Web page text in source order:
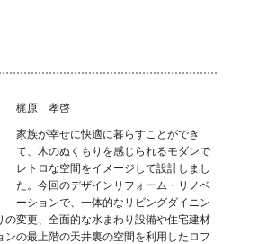
梶原 孝啓
家族が幸せに快適に暮らすことができ
て、木のぬくもりを感じられるモダンで
レトロな空間をイメージして設計しまし
た。今回のデザインリフォーム・リノベ
ーションで、一体的なリビングダイニン
の変更、全面的な水まわり設備や住宅建材
ンの最上階の天井裏の空間を利用したロフ